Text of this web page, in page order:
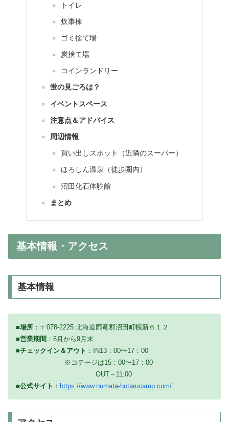
トイレ
炊事棟
ゴミ捨て場
炭捨て場
コインランドリー
蛍の見ごろは？
イベントスペース
注意点＆アドバイス
周辺情報
買い出しスポット（近隣のスーパー）
ほろしん温泉（徒歩圏内）
沼田化石体験館
まとめ
基本情報・アクセス
基本情報
■場所 ：〒078-2225 北海道雨竜郡沼田町幌新６１２
■営業期間 ：6月から9月末
■チェックイン＆アウト ：IN13：00〜17：00
※コテージは15：00〜17：00
OUT～11:00
■公式サイト ： https://www.numata-hotarucamp.com/